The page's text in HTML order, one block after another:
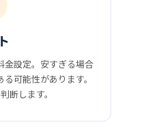
金設定。安すぎる場合
可能性があります。
断します。